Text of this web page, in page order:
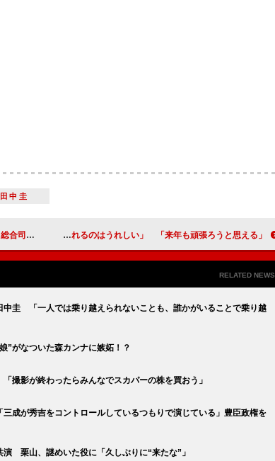
田中圭
は初出場 島崎遥香「毎年、紅白で締めくくれるのはうれしい」 「来年も頑張ろうと思える」
RELATED NEWS
圭 「一人では乗り越えられないことも、誰かがいることで乗り越
”がなついた森カンナに嫉妬！？
撮影が終わったらみんなでスカパーの株を買おう」
成が秀吉をコントロールしているつもりで演じている」豊臣政権を
栗山、謎めいた役に「久しぶりに“来たな”」